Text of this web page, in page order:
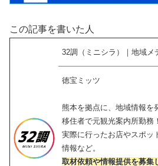
この記事を書いた人
32調（ミニシラ）｜地域メ
徳宝ミッツ
熊本を拠点に、地域情報を
移住者で元観光案内所勤務！
実際に行ったお店やスポッ
情報など。
取材依頼や情報提供を募集